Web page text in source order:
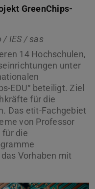
GreenChips-
/ IES / sas
14 Hochschulen,
unter
EDU“ beteiligt. Ziel
für die
Das etit-Fachgebiet
von Professor
für die
Vorhaben mit